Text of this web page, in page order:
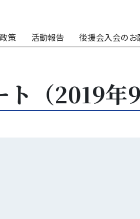
策 活動報告 後援会入会のお
（2019年9